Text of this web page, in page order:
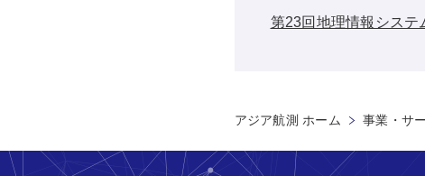
第23回地理情報シス
アジア航測 ホーム 事業・サ